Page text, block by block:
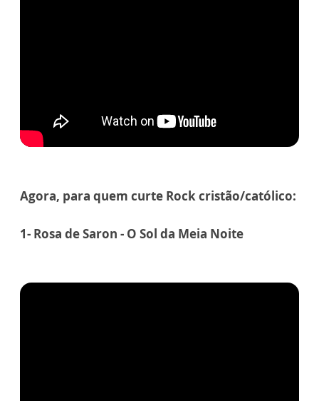
Agora, para quem curte Rock cristão/católico:
1- Rosa de Saron - O Sol da Meia Noite